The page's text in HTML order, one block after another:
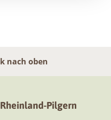
nach oben
Pilgern